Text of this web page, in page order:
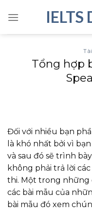
IELTS
Tổng hợp
Đối với nhiều bạn
là khó nhất bởi vì
và sau đó sẽ trình
không phải trả lời
thi. Một trong những
các bài mẫu của
bài mẫu đó xem